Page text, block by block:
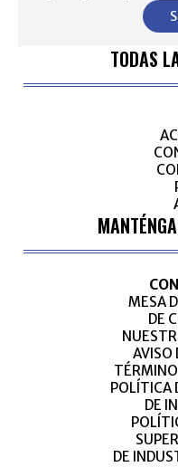
TODAS
MESA
DE
AVISO
POLÍTICA
DE
DE